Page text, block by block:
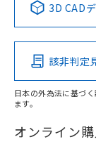
Pb
在庫等で未対
その他
3D CAD
該非判定
日本の外為法に基づ
ます。
オンライン購